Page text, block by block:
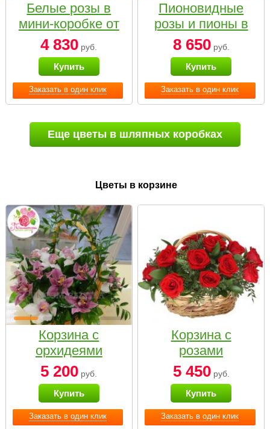
Заказать в один клик
Белые розы в
мини-коробке от
Bella Fiori
4 830 руб.
Купить
Заказать в один клик
Пионовидные
розы и пионы в
белой коробке
Small
8 650руб.
Купить
Еще цветы в шляпных коробках
Цветы в корзине
Заказать в один клик
Корзина с
орхидеями
малая
5 200 руб.
Купить
Заказать в один клик
Корзина с
розами
«Красный
Париж»
5 450руб.
Купить